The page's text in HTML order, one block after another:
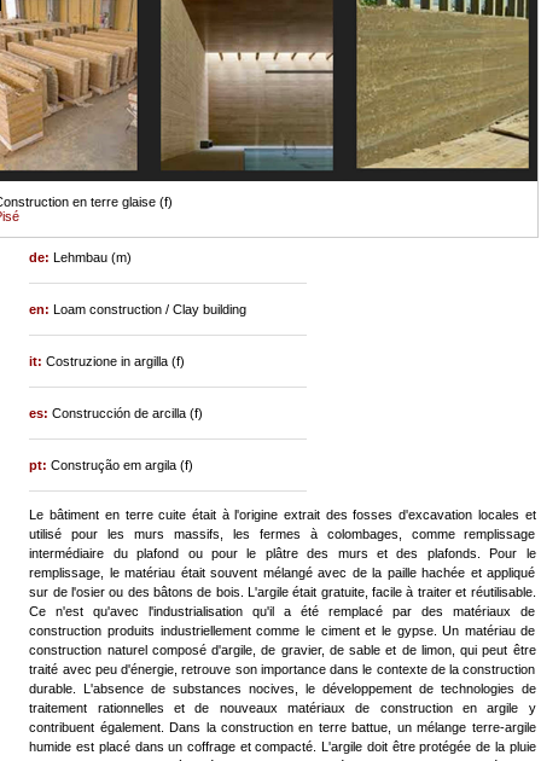
en terre glaise (f)
de:Lehmbau (m)
en:Loam construction / Clay building
it:Costruzione in argilla (f)
es:Construcción de arcilla (f)
pt:Construção em argila (f)
Le bâtiment en terre cuite était à l'origine extrait des fosses d'excavation locales et
utilisé pour les murs massifs, les fermes à colombages, comme remplissage
intermédiaire du plafond ou pour le plâtre des murs et des plafonds. Pour le
remplissage, le matériau était souvent mélangé avec de la paille hachée et appliqué
sur de l'osier ou des bâtons de bois. L'argile était gratuite, facile à traiter et réutilisable.
Ce n'est qu'avec l'industrialisation qu'il a été remplacé par des matériaux de
construction produits industriellement comme le ciment et le gypse. Un matériau de
construction naturel composé d'argile, de gravier, de sable et de limon, qui peut être
traité avec peu d'énergie, retrouve son importance dans le contexte de la construction
durable. L'absence de substances nocives, le développement de technologies de
traitement rationnelles et de nouveaux matériaux de construction en argile y
contribuent également. Dans la construction en terre battue, un mélange terre-argile
humide est placé dans un coffrage et compacté. L'argile doit être protégée de la pluie